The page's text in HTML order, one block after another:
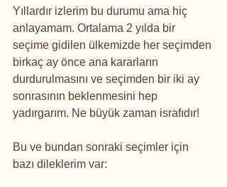
Yıllardır izlerim bu durumu ama hiç
anlayamam. Ortalama 2 yılda bir
seçime gidilen ülkemizde her seçimden
birkaç ay önce ana kararların
durdurulmasını ve seçimden bir iki ay
sonrasının beklenmesini hep
yadırgarım. Ne büyük zaman israfıdır!
Bu ve bundan sonraki seçimler için
bazı dileklerim var: